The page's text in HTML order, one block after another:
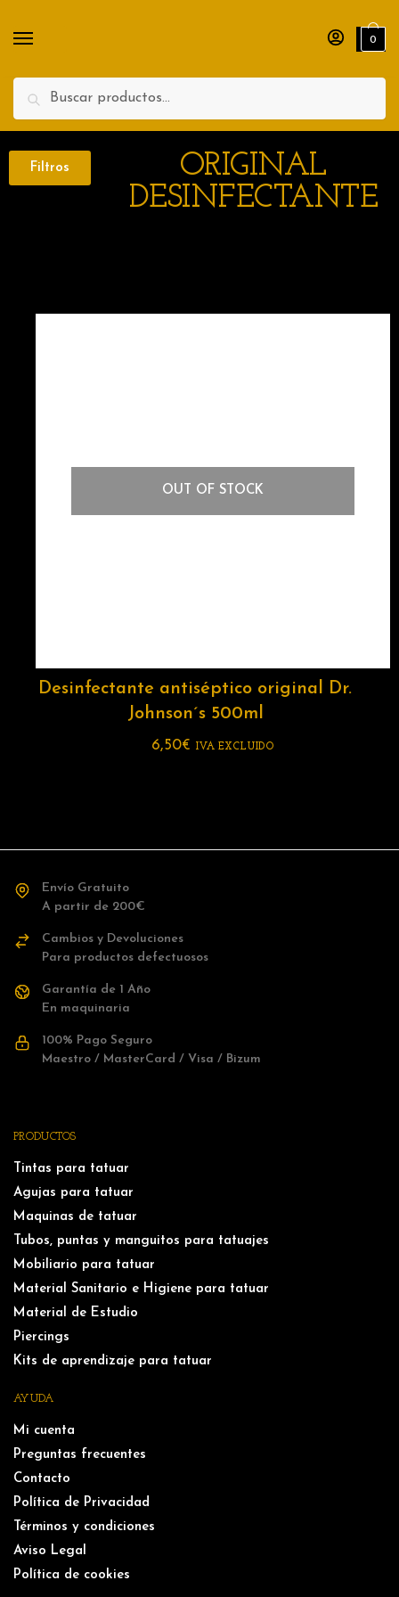
Search
0
Filtros
ORIGINAL
DESINFECTANTE
OUT OF STOCK
Desinfectante antiséptico original Dr.
Johnson´s 500ml
6,50€ IVA EXCLUIDO
Envío Gratuito
A partir de 200€
Cambios y Devoluciones
Para productos defectuosos
Garantía de 1 Año
En maquinaria
100% Pago Seguro
Maestro / MasterCard / Visa / Bizum
PRODUCTOS
Tintas para tatuar
Agujas para tatuar
Maquinas de tatuar
Tubos, puntas y manguitos para tatuajes
Mobiliario para tatuar
Material Sanitario e Higiene para tatuar
Material de Estudio
Piercings
Kits de aprendizaje para tatuar
AYUDA
Mi cuenta
Preguntas frecuentes
Contacto
Política de Privacidad
Términos y condiciones
Aviso Legal
Política de cookies